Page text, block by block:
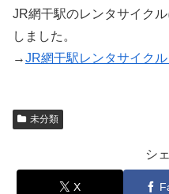
JR網干駅のレンタサイク
しました。
→JR網干駅レンタサイクル
未分類
シ
X